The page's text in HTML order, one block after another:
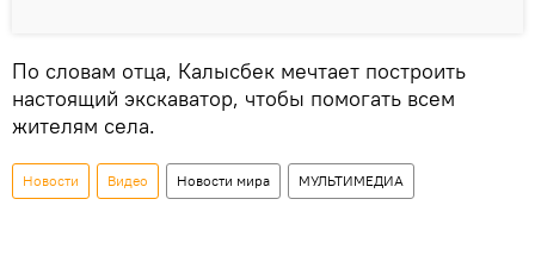
По словам отца, Калысбек мечтает построить
настоящий экскаватор, чтобы помогать всем
жителям села.
Новости Видео Новости мира МУЛЬТИМЕДИА